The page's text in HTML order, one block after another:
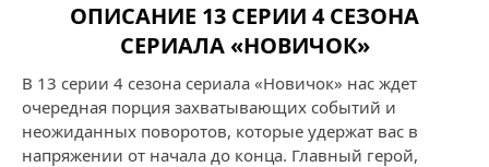
ОПИСАНИЕ 13 СЕРИИ 4 СЕЗОНА
СЕРИАЛА «НОВИЧОК»
В 13 серии 4 сезона сериала «Новичок» нас ждет
очередная порция захватывающих событий и
неожиданных поворотов, которые удержат вас в
напряжении от начала до конца. Главный герой,